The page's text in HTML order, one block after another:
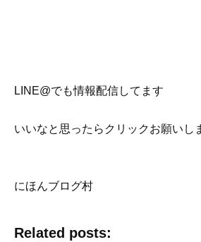
LINE@でも情報配信してます
いいなと思ったらクリックお願いし
にほんブログ村
Related posts: